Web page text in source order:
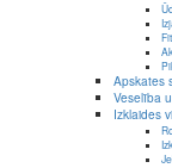
Apskates
Veselība
Izklaides